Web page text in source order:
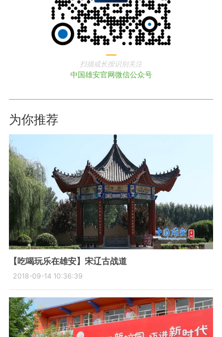
扫描或长按识别关注
中国雄安官网微信公众号
为你推荐
【吃喝玩乐在雄安】宋辽古战道
2018-09-14 10:36:39